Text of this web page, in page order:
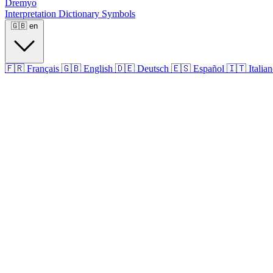
Dremyo
Interpretation Dictionary Symbols
🇬🇧 en
🇫🇷 Français 🇬🇧 English 🇩🇪 Deutsch 🇪🇸 Español 🇮🇹